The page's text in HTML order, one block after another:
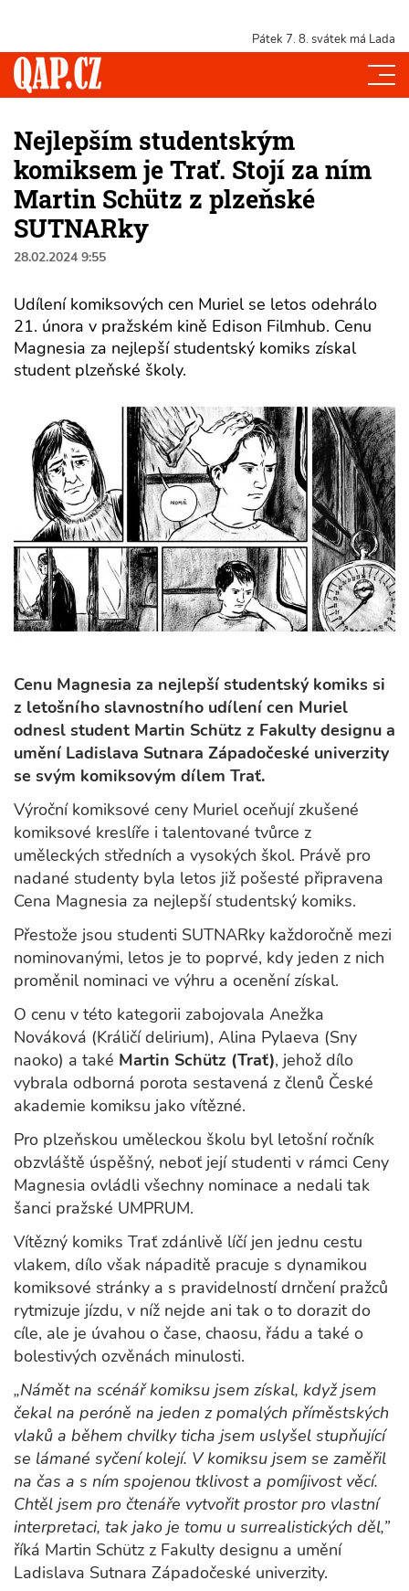
Pátek 7. 8. svátek má Lada
Nejlepším studentským
komiksem je Trať. Stojí za ním
Martin Schütz z plzeňské
SUTNARky
28.02.2024 9:55
Udílení komiksových cen Muriel se letos odehrálo
21. února v pražském kině Edison Filmhub. Cenu
Magnesia za nejlepší studentský komiks získal
student plzeňské školy.
Cenu Magnesia za nejlepší studentský komiks si
z letošního slavnostního udílení cen Muriel
odnesl student Martin Schütz z Fakulty designu a
umění Ladislava Sutnara Západočeské univerzity
se svým komiksovým dílem Trať.
Výroční komiksové ceny Muriel oceňují zkušené
komiksové kreslíře i talentované tvůrce z
uměleckých středních a vysokých škol. Právě pro
nadané studenty byla letos již pošesté připravena
Cena Magnesia za nejlepší studentský komiks.
Přestože jsou studenti SUTNARky každoročně mezi
nominovanými, letos je to poprvé, kdy jeden z nich
proměnil nominaci ve výhru a ocenění získal.
O cenu v této kategorii zabojovala Anežka
Nováková (Králičí delirium), Alina Pylaeva (Sny
naoko) a také Martin Schütz (Trať), jehož dílo
vybrala odborná porota sestavená z členů České
akademie komiksu jako vítězné.
Pro plzeňskou uměleckou školu byl letošní ročník
obzvláště úspěšný, neboť její studenti v rámci Ceny
Magnesia ovládli všechny nominace a nedali tak
šanci pražské UMPRUM.
Vítězný komiks Trať zdánlivě líčí jen jednu cestu
vlakem, dílo však nápaditě pracuje s dynamikou
komiksové stránky a s pravidelností drnčení pražců
rytmizuje jízdu, v níž nejde ani tak o to dorazit do
cíle, ale je úvahou o čase, chaosu, řádu a také o
bolestivých ozvěnách minulosti.
„Námět na scénář komiksu jsem získal, když jsem
čekal na peróně na jeden z pomalých příměstských
vlaků a během chvilky ticha jsem uslyšel stupňující
se lámané syčení kolejí. V komiksu jsem se zaměřil
na čas a s ním spojenou tklivost a pomíjivost věcí.
Chtěl jsem pro čtenáře vytvořit prostor pro vlastní
interpretaci, tak jako je tomu u surrealistických děl,”
říká Martin Schütz z Fakulty designu a umění
Ladislava Sutnara Západočeské univerzity.